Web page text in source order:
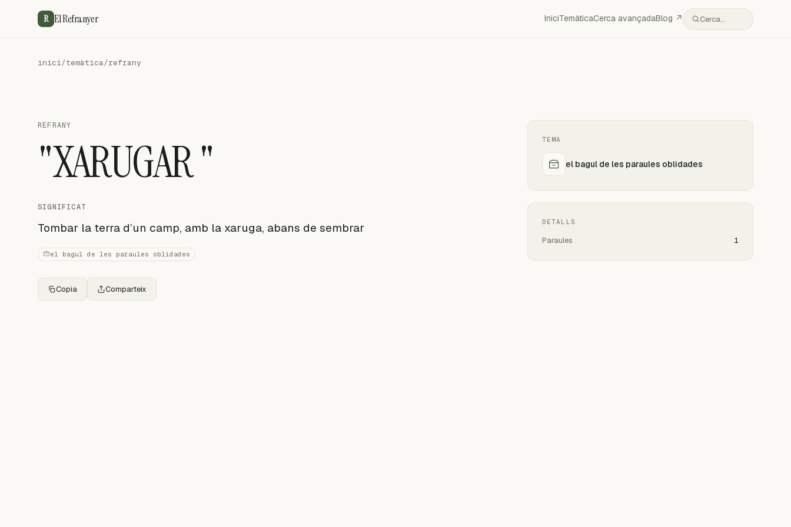
R El Refranyer IniciTemàticaCerca avançadaBlog ↗ Cerca…
inici/temàtica/refrany
REFRANY
"XARUGAR "
SIGNIFICAT
Tombar la terra d’un camp, amb la xaruga, abans de sembrar
el bagul de les paraules oblidades
Copia Comparteix
TEMA
el bagul de les paraules oblidades
DETALLS
Paraules 1